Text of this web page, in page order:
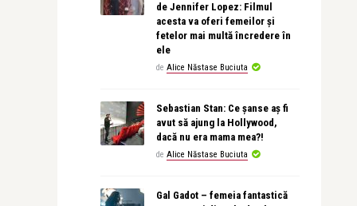
de Jennifer Lopez: Filmul
acesta va oferi femeilor și
fetelor mai multă încredere în
ele
de Alice Năstase Buciuta
Sebastian Stan: Ce șanse aș fi
avut să ajung la Hollywood,
dacă nu era mama mea?!
de Alice Năstase Buciuta
Gal Gadot – femeia fantastică